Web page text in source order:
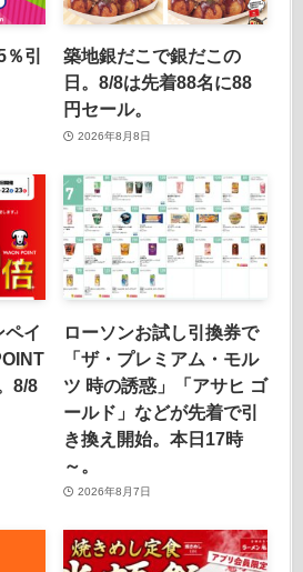
引
築地銀だこで銀だこの
日。8/8は先着88名に88
円セール。
2026年8月8日
ペイ
8/8
ローソンお試し引換券で
「ザ・プレミアム・モル
ツ 時の誘惑」「アサヒ ゴ
ールド」などが先着で引
き換え開始。本日17時
～。
2026年8月7日